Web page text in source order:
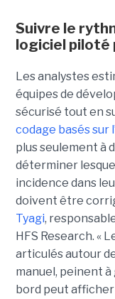
Suivre le
logiciel piloté
Les analystes
équipes de
sécurisé tout en
codage basés sur
plus seulement à
déterminer
incidence dans
doivent être
Tyagi,
HFS Research. «
articulés autour
manuel, peinent
bord peut afficher